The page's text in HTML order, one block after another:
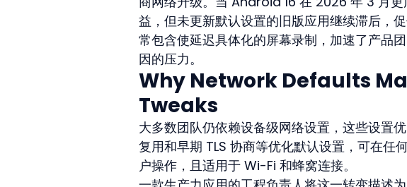
益，但未更新默认设置的旧版应用继续滞后，
常包含使延迟具体化的屏幕录制，加速了产品
因的压力。
Why Network Defaults
Tweaks
大多数团队仍依赖设备级网络设置，这些设置
复用和早期 TLS 协商等优化默认设置，可在任
户操作，且适用于 Wi-Fi 和蜂窝连接。